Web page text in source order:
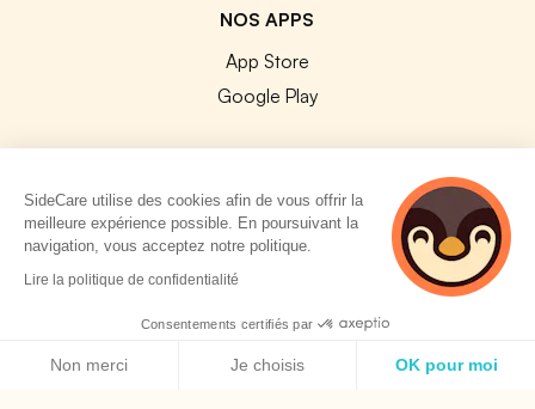
NOS APPS
App Store
Google Play
© 2026 SideCare. Tous droits réservés.
SideCare utilise des cookies afin de vous offrir la
meilleure expérience possible. En poursuivant la
navigation, vous acceptez notre politique.
Lire la politique de confidentialité
Consentements certifiés par
Non merci Je choisis OK pour moi